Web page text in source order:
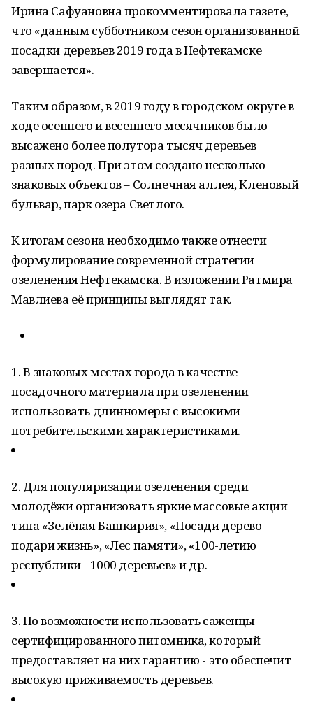
Ирина Сафуановна прокомментировала газете,
что «данным субботником сезон организованной
посадки деревьев 2019 года в Нефтекамске
завершается».
Таким образом, в 2019 году в городском округе в
ходе осеннего и весеннего месячников было
высажено более полутора тысяч деревьев
разных пород. При этом создано несколько
знаковых объектов – Солнечная аллея, Кленовый
бульвар, парк озера Светлого.
К итогам сезона необходимо также отнести
формулирование современной стратегии
озеленения Нефтекамска. В изложении Ратмира
Мавлиева её принципы выглядят так.
1. В знаковых местах города в качестве
посадочного материала при озеленении
использовать длинномеры с высокими
потребительскими характеристиками.
2. Для популяризации озеленения среди
молодёжи организовать яркие массовые акции
типа «Зелёная Башкирия», «Посади дерево -
подари жизнь», «Лес памяти», «100-летию
республики - 1000 деревьев» и др.
3. По возможности использовать саженцы
сертифицированного питомника, который
предоставляет на них гарантию - это обеспечит
высокую приживаемость деревьев.